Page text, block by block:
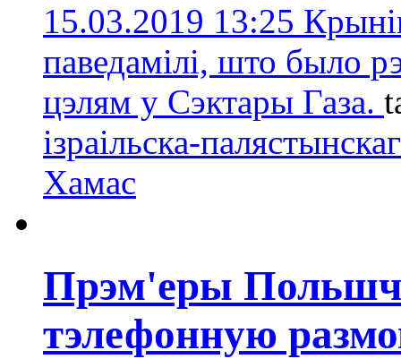
15.03.2019 13:25
паведамілі, што было
цэлям у Сэктары Газа.
ізраільска-
Хамас
Прэм'еры
тэлефонную